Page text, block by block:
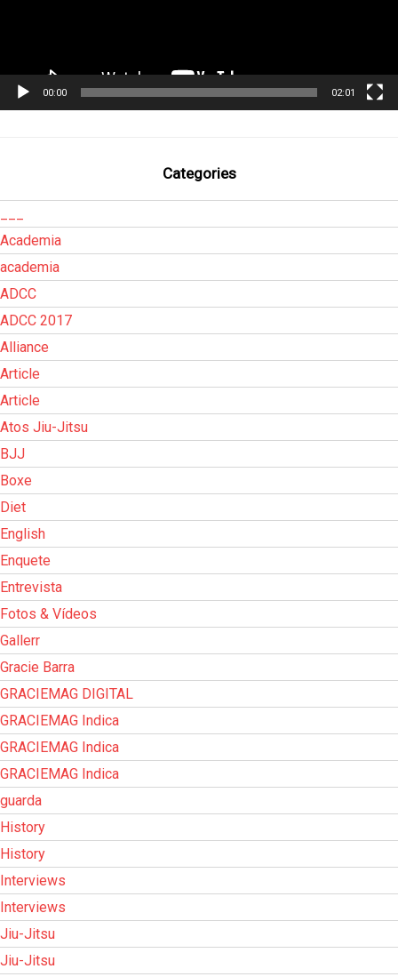
00:00 02:01
Categories
Academia
academia
ADCC
ADCC 2017
Alliance
Article
Article
Atos Jiu-Jitsu
BJJ
Boxe
Diet
English
Enquete
Entrevista
Fotos & Vídeos
Gallerr
Gracie Barra
GRACIEMAG DIGITAL
GRACIEMAG Indica
GRACIEMAG Indica
GRACIEMAG Indica
guarda
History
History
Interviews
Interviews
Jiu-Jitsu
Jiu-Jitsu